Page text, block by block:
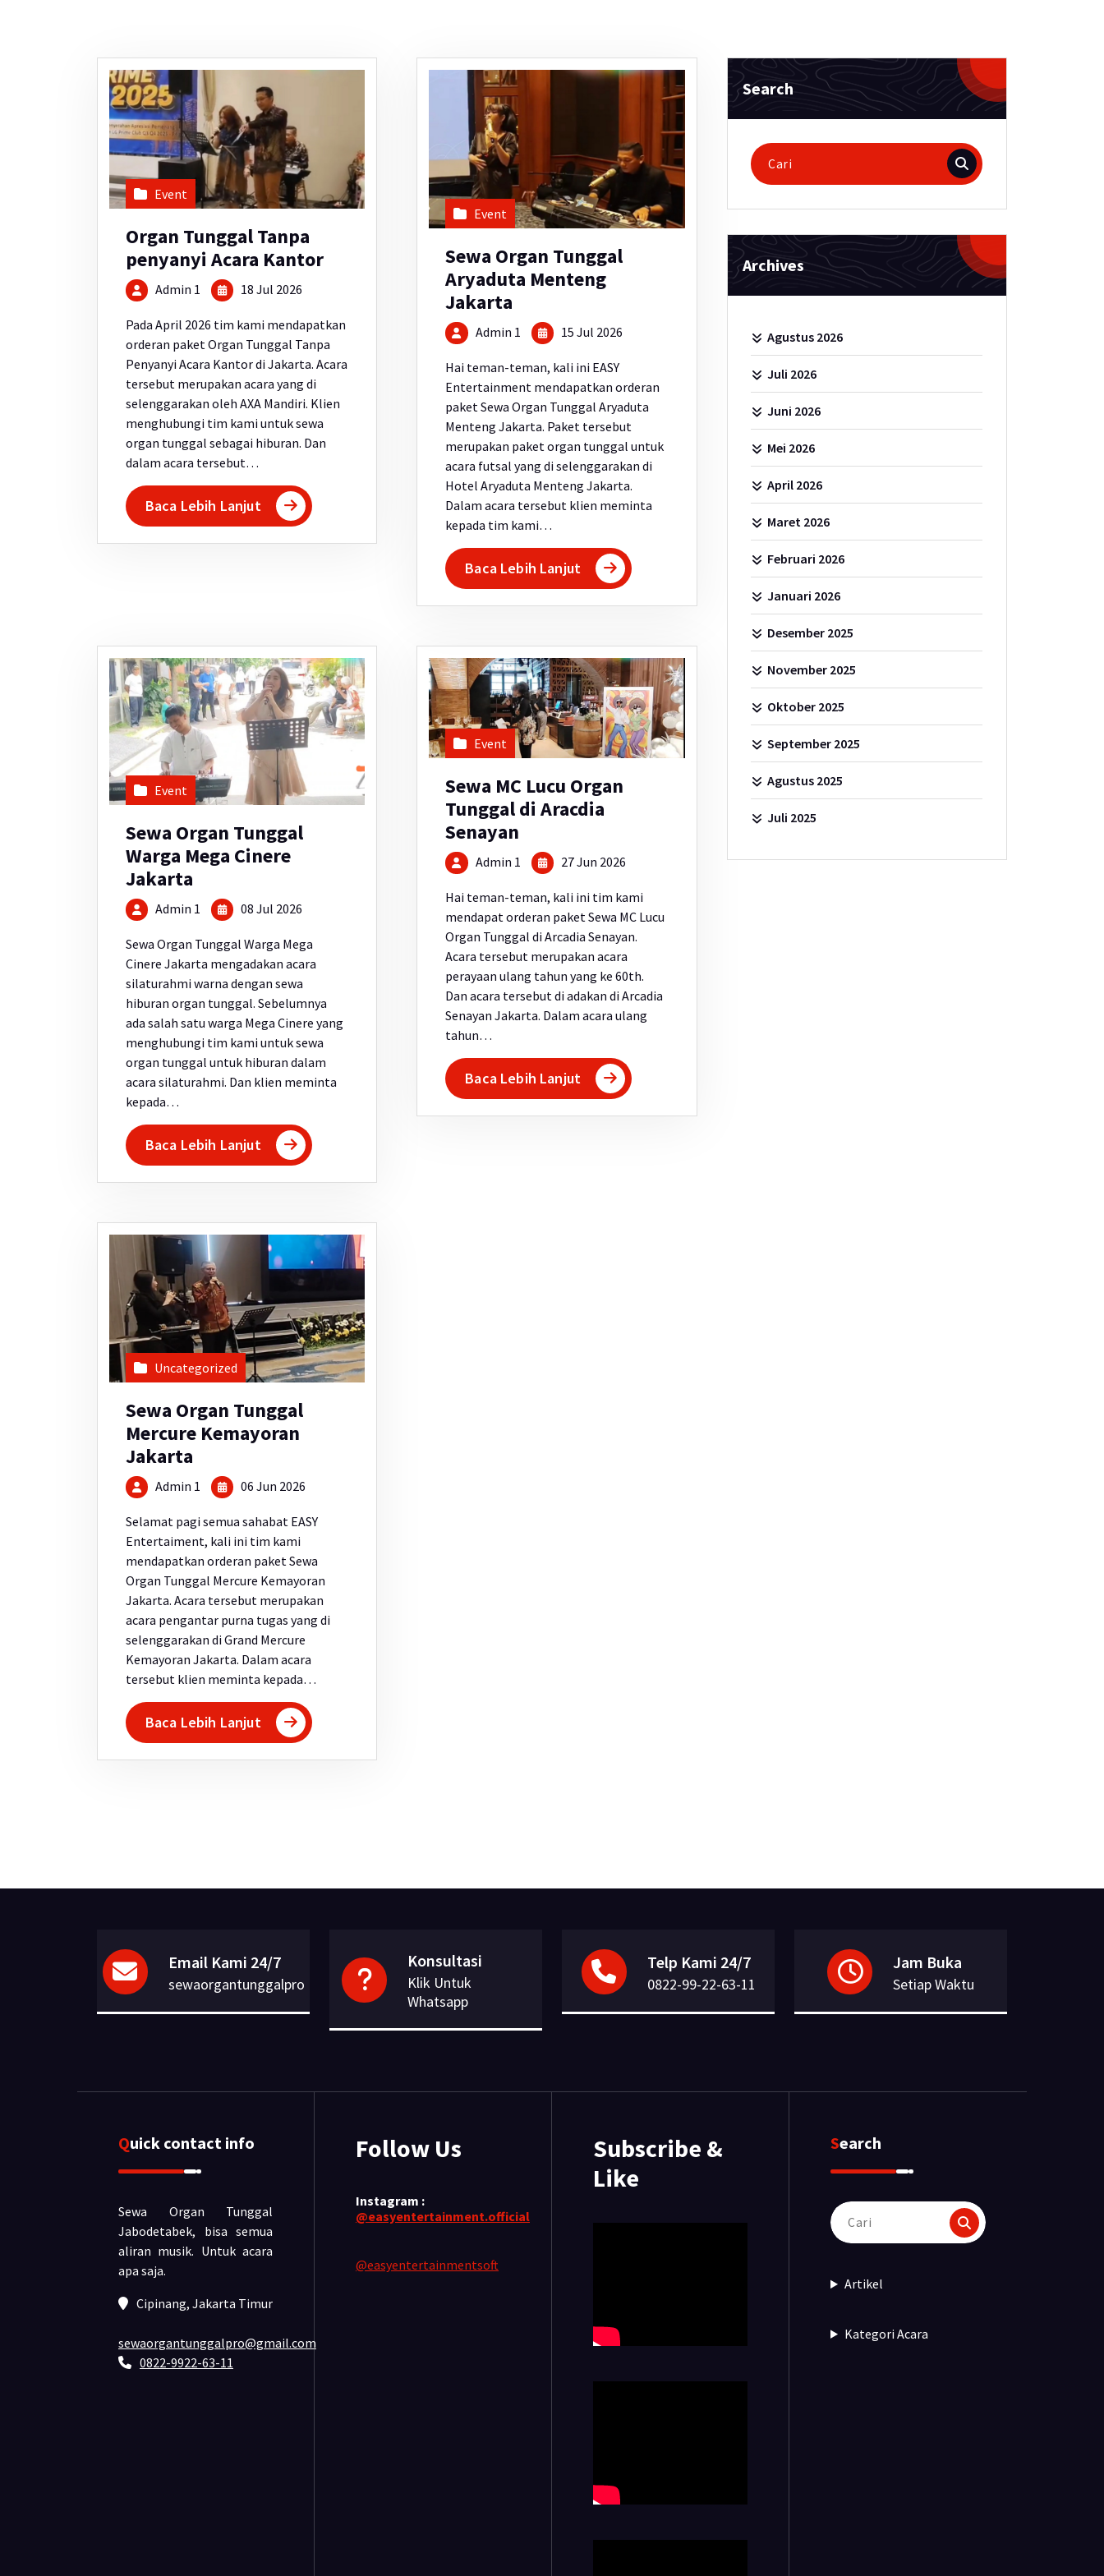
Event
Organ Tunggal Tanpa
penyanyi Acara Kantor
Admin 1 18 Jul 2026
Pada April 2026 tim kami mendapatkan
orderan paket Organ Tunggal Tanpa
Penyanyi Acara Kantor di Jakarta. Acara
tersebut merupakan acara yang di
selenggarakan oleh AXA Mandiri. Klien
menghubungi tim kami untuk sewa
organ tunggal sebagai hiburan. Dan
dalam acara tersebut…
Baca Lebih Lanjut
Event
Sewa Organ Tunggal
Aryaduta Menteng
Jakarta
Admin 1 15 Jul 2026
Hai teman-teman, kali ini EASY
Entertainment mendapatkan orderan
paket Sewa Organ Tunggal Aryaduta
Menteng Jakarta. Paket tersebut
merupakan paket organ tunggal untuk
acara futsal yang di selenggarakan di
Hotel Aryaduta Menteng Jakarta.
Dalam acara tersebut klien meminta
kepada tim kami…
Baca Lebih Lanjut
Event
Sewa Organ Tunggal
Warga Mega Cinere
Jakarta
Admin 1 08 Jul 2026
Sewa Organ Tunggal Warga Mega
Cinere Jakarta mengadakan acara
silaturahmi warna dengan sewa
hiburan organ tunggal. Sebelumnya
ada salah satu warga Mega Cinere yang
menghubungi tim kami untuk sewa
organ tunggal untuk hiburan dalam
acara silaturahmi. Dan klien meminta
kepada…
Baca Lebih Lanjut
Event
Sewa MC Lucu Organ
Tunggal di Aracdia
Senayan
Admin 1 27 Jun 2026
Hai teman-teman, kali ini tim kami
mendapat orderan paket Sewa MC Lucu
Organ Tunggal di Arcadia Senayan.
Acara tersebut merupakan acara
perayaan ulang tahun yang ke 60th.
Dan acara tersebut di adakan di Arcadia
Senayan Jakarta. Dalam acara ulang
tahun…
Baca Lebih Lanjut
Uncategorized
Sewa Organ Tunggal
Mercure Kemayoran
Jakarta
Admin 1 06 Jun 2026
Selamat pagi semua sahabat EASY
Entertaiment, kali ini tim kami
mendapatkan orderan paket Sewa
Organ Tunggal Mercure Kemayoran
Jakarta. Acara tersebut merupakan
acara pengantar purna tugas yang di
selenggarakan di Grand Mercure
Kemayoran Jakarta. Dalam acara
tersebut klien meminta kepada…
Baca Lebih Lanjut
Search
Pencarian
untuk:
Archives
Agustus 2026
Juli 2026
Juni 2026
Mei 2026
April 2026
Maret 2026
Februari 2026
Januari 2026
Desember 2025
November 2025
Oktober 2025
September 2025
Agustus 2025
Juli 2025
Email Kami 24/7
sewaorgantunggalpro
Konsultasi
Klik Untuk
Whatsapp
Telp Kami 24/7
0822-99-22-63-11
Jam Buka
Setiap Waktu
Quick contact info
Sewa Organ Tunggal
Jabodetabek, bisa semua
aliran musik. Untuk acara
apa saja.
Cipinang, Jakarta Timur
sewaorgantunggalpro@gmail.com
0822-9922-63-11
Follow Us
Instagram :
@easyentertainment.official
@easyentertainmentsoft
Subscribe &
Like
Search
Pencarian
untuk:
Artikel
Kategori Acara